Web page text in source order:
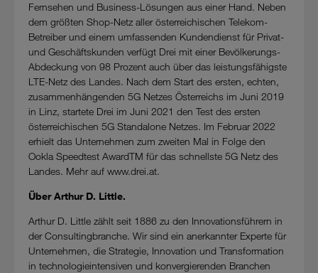
Fernsehen und Business-Lösungen aus einer Hand. Neben
dem größten Shop-Netz aller österreichischen Telekom-
Betreiber und einem umfassenden Kundendienst für Privat-
und Geschäftskunden verfügt Drei mit einer Bevölkerungs-
Abdeckung von 98 Prozent auch über das leistungsfähigste
LTE-Netz des Landes. Nach dem Start des ersten, echten,
zusammenhängenden 5G Netzes Österreichs im Juni 2019
in Linz, startete Drei im Juni 2021 den Test des ersten
österreichischen 5G Standalone Netzes. Im Februar 2022
erhielt das Unternehmen zum zweiten Mal in Folge den
Ookla Speedtest AwardTM für das schnellste 5G Netz des
Landes. Mehr auf www.drei.at.
Über Arthur D. Little.
Arthur D. Little zählt seit 1886 zu den Innovationsführern in
der Consultingbranche. Wir sind ein anerkannter Experte für
Unternehmen, die Strategie, Innovation und Transformation
in technologieintensiven und konvergierenden Branchen